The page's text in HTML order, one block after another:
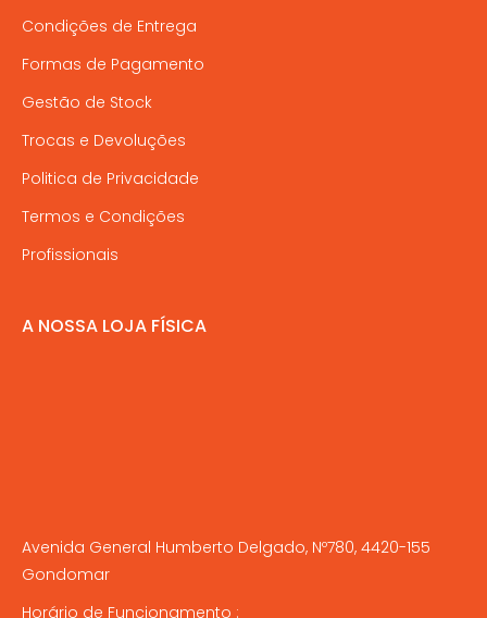
Condições de Entrega
Formas de Pagamento
Gestão de Stock
Trocas e Devoluções
Politica de Privacidade
Termos e Condições
Profissionais
A NOSSA LOJA FÍSICA
Avenida General Humberto Delgado, Nº780, 4420-155
Gondomar
Horário de Funcionamento :